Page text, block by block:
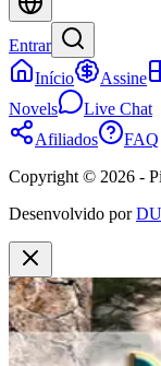
Entrar
Início
Assine
Novels
Live Chat
Afiliados
FAQ
Copyright © 2026 -
Desenvolvido por